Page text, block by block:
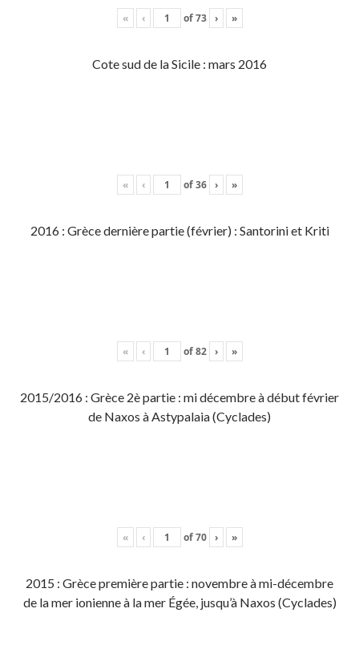
« ‹ of73 › »
Cote sud de la Sicile : mars 2016
« ‹ of36 › »
2016 : Grèce dernière partie (février) : Santorini et Kriti
« ‹ of82 › »
2015/2016 : Grèce 2è partie : mi décembre à début février
de Naxos à Astypalaia (Cyclades)
« ‹ of70 › »
2015 : Grèce première partie : novembre à mi-décembre
de la mer ionienne à la mer Égée, jusqu’à Naxos (Cyclades)